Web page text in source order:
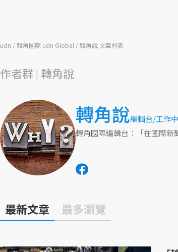
udn 轉角國際 udn Global 轉角說 文章列表
作者群 | 轉角說
轉角說編輯台/工作中
轉角國際編輯台：「在國際新
最新文章 最多瀏覽